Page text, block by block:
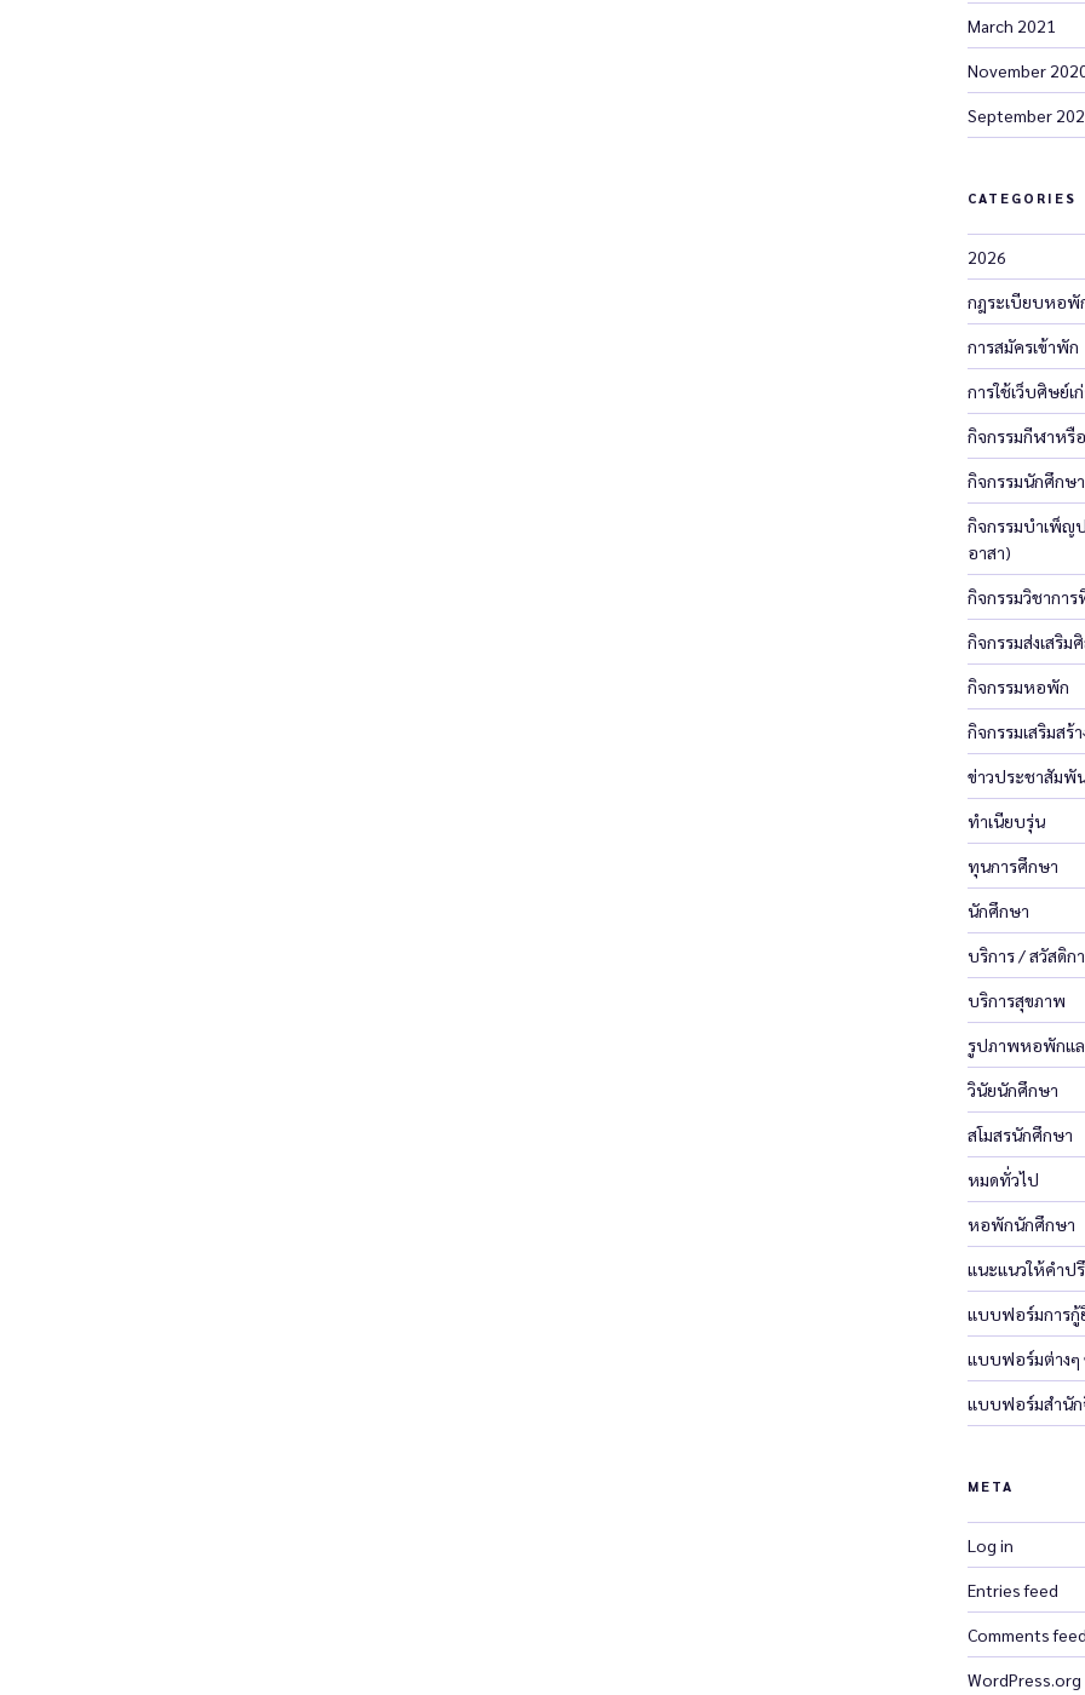
March 2021
November
September
CATEGORIES
2026
กฎระเบียบหอพั
การสมัครเข้าพัก
การใช้เว็บศิษย์เ
กิจกรรมกีฬาหรื
กิจกรรมนักศึกษา
กิจกรรมบำเพ็ญ
อาสา)
กิจกรรมวิชากา
กิจกรรมส่งเสริ
กิจกรรมหอพัก
กิจกรรมเสริมสร้
ข่าวประชาสัมพั
ทำเนียบรุ่น
ทุนการศึกษา
นักศึกษา
บริการ / สวัสดิก
บริการสุขภาพ
รูปภาพหอพักแล
วินัยนักศึกษา
สโมสรนักศึกษา
หมดทั่วไป
หอพักนักศึกษา
แนะแนวให้คำป
แบบฟอร์มการกู้
แบบฟอร์มต่าง
แบบฟอร์มสำนัก
META
Log in
Entries feed
Comments
WordPress.org